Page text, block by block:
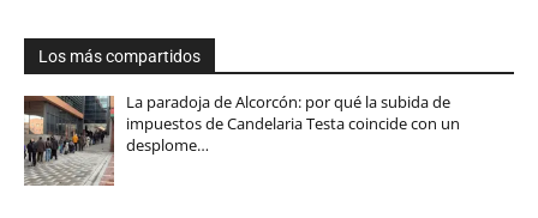
Los más compartidos
La paradoja de Alcorcón: por qué la subida de
impuestos de Candelaria Testa coincide con un
desplome…